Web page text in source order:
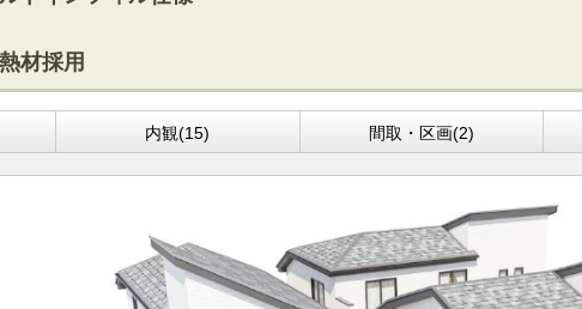
材採用
内観(15) 間取・区画(2)